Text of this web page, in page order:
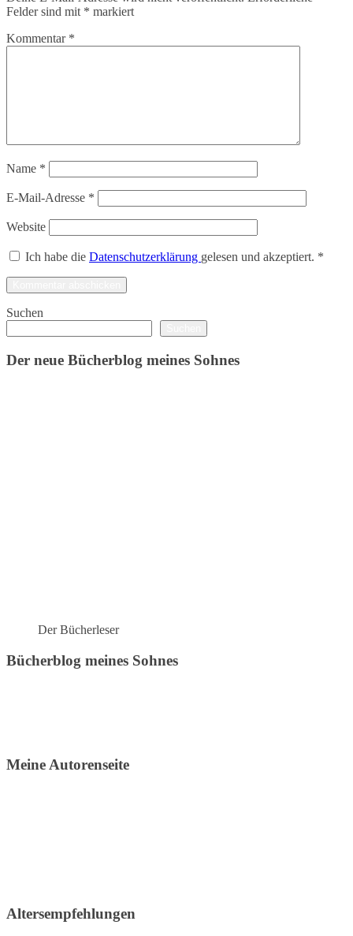
Felder sind mit * markiert
Kommentar *
Name *
E-Mail-Adresse *
Website
Ich habe die Datenschutzerklärung gelesen und akzeptiert. *
Suchen
Der neue Bücherblog meines Sohnes
Der Bücherleser
Bücherblog meines Sohnes
Meine Autorenseite
Altersempfehlungen